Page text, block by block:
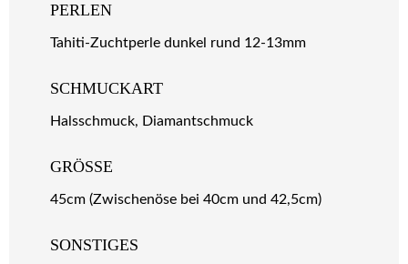
PERLEN
Tahiti-Zuchtperle dunkel rund 12-13mm
SCHMUCKART
Halsschmuck, Diamantschmuck
GRÖSSE
45cm (Zwischenöse bei 40cm und 42,5cm)
SONSTIGES